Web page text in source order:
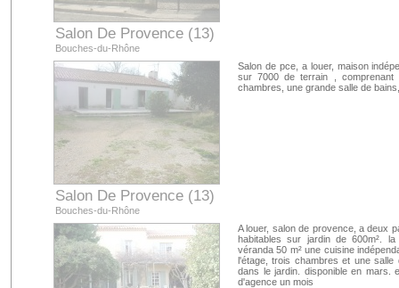
Salon De Provence (13)
Bouches-du-Rhône
Salon De Provence (13)
Bouches-du-Rhône
Salon de pce, a louer, maison
sur 7000 de terrain ,
chambres, une grande salle de
A louer, salon de provence, a deux
habitables sur jardin de 600m².
véranda 50 m² une cuisine
l'étage, trois chambres et une
dans le jardin. disponible en mars.
d'agence un mois